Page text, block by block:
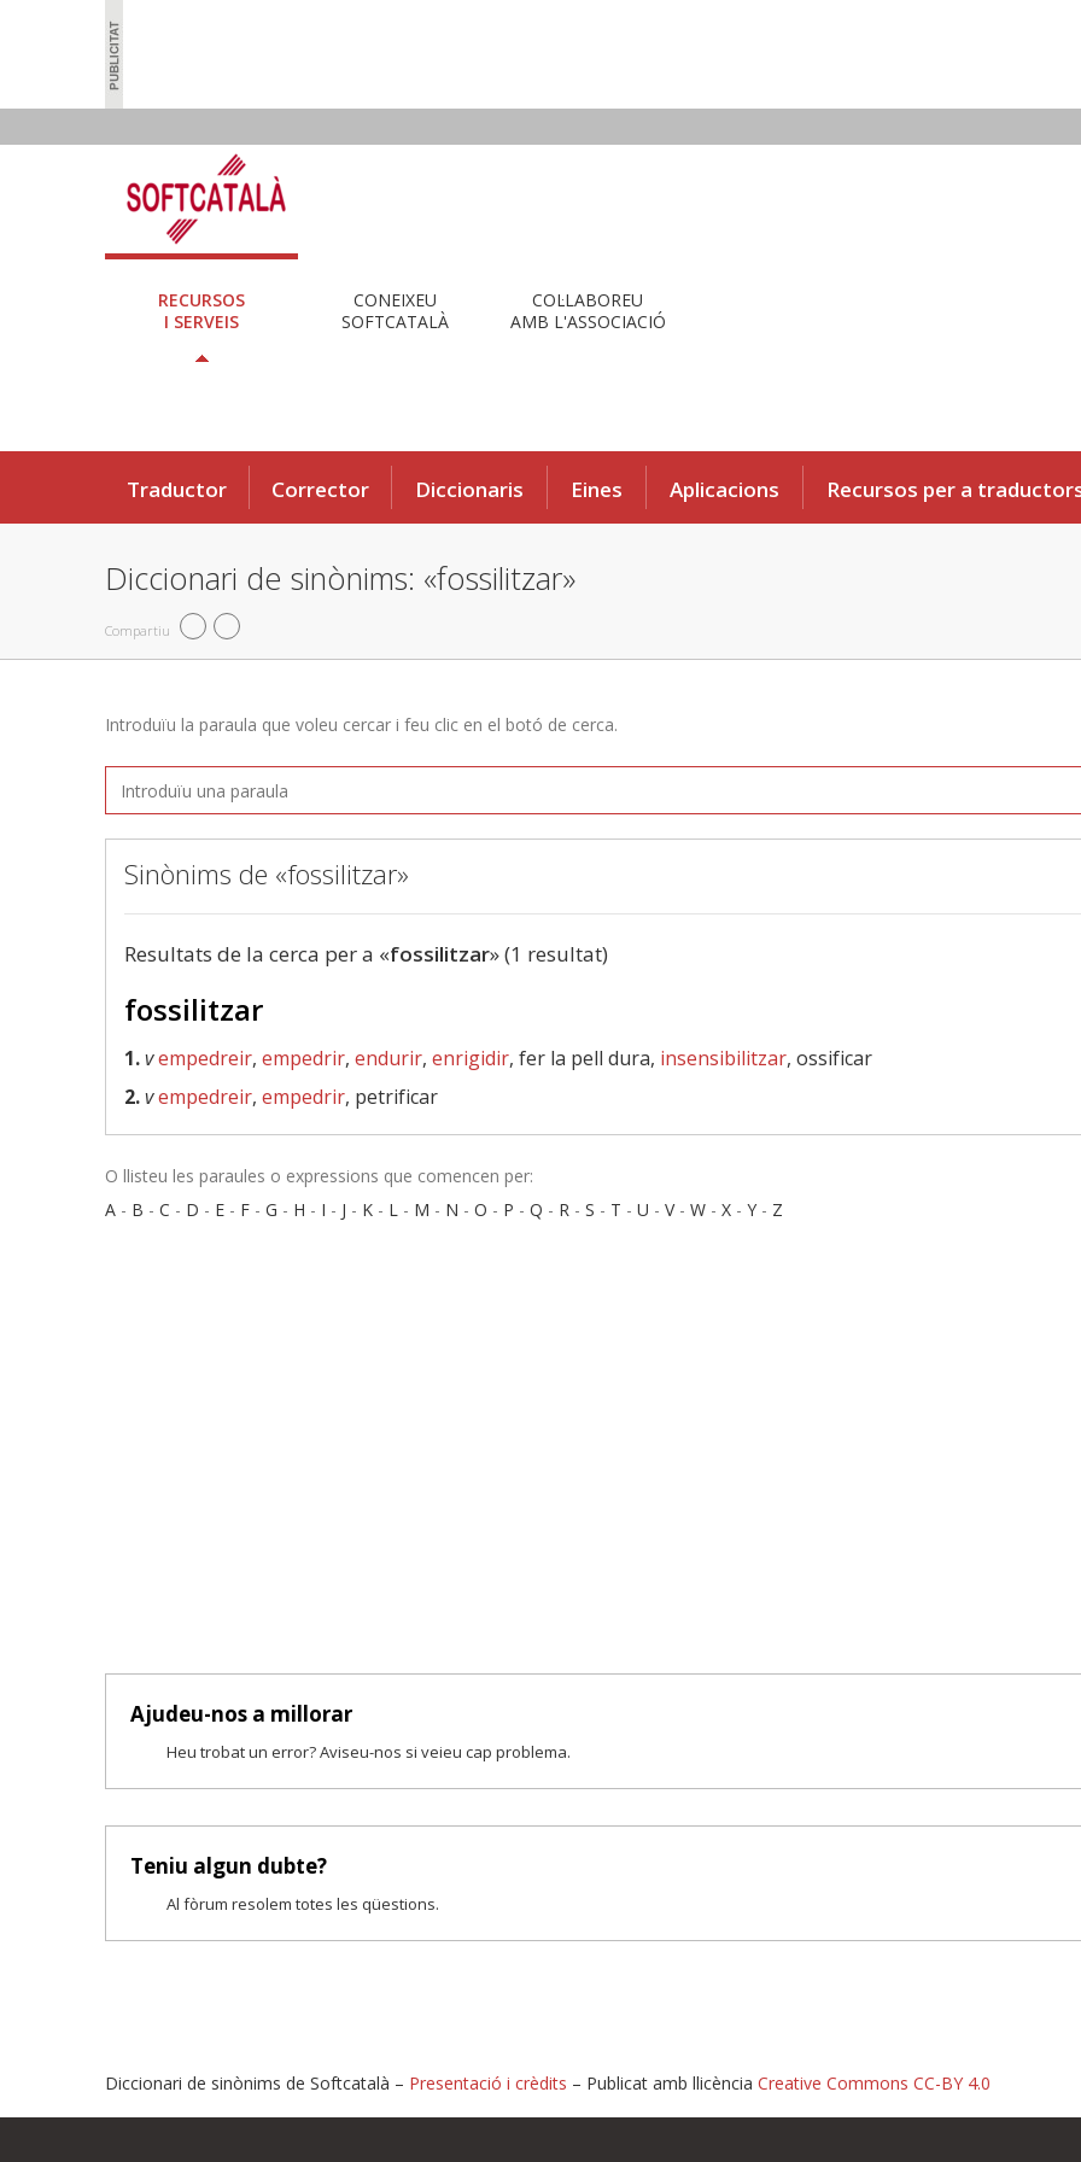
RECURSOS
I SERVEIS
CONEIXEU
SOFTCATALÀ
COL·LABOREU
AMB L'ASSOCIACIÓ
Traductor Corrector Diccionaris Eines Aplicacions Recursos per a
Diccionari de sinònims: «fossilitzar»
Compartiu
Introduïu la paraula que voleu cercar i feu clic en el botó de cerca.
Sinònims de «fossilitzar»
Resultats de la cerca per a «fossilitzar» (1 resultat)
fossilitzar
1.vempedreir, empedrir, endurir, enrigidir, fer la pell dura, insensibilitzar, ossificar
2.vempedreir, empedrir, petrificar
O llisteu les paraules o expressions que comencen per:
A - B - C - D - E - F - G - H - I - J - K - L - M - N - O - P - Q - R - S - T - U - V- W - X - Y - Z
Ajudeu-nos a millorar
Heu trobat un error? Aviseu-nos si veieu cap problema.
Teniu algun dubte?
Al fòrum resolem totes les qüestions.
Diccionari de sinònims de Softcatalà – Presentació i crèdits – Publicat amb llicència Creative Commons CC-BY 4.0